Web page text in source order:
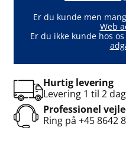
Er du kunde men
Web
Er du ikke kunde hos
Hurtig levering
Levering 1 til 2
Professionel
Ring på +45 8642